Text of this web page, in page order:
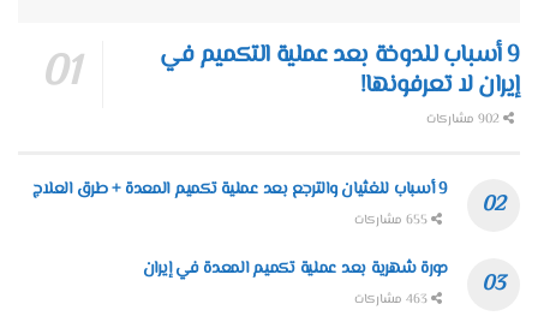
9 أسباب للدوخة بعد عملية التكميم في
إيران لا تعرفونها!
9 أسباب للغثيان والترجع بعد عملية تكميم المعدة + طرق العلاج
دورة شهرية بعد عملية تكميم المعدة في إيران